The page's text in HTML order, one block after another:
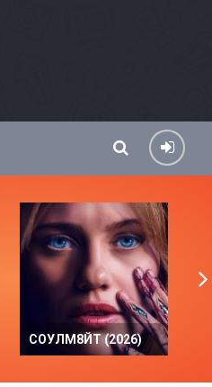
СОУЛМ8ЙТ (2026)